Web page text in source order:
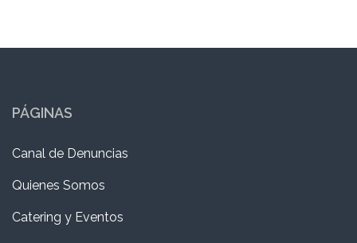
PÁGINAS
Canal de Denuncias
Quienes Somos
Catering y Eventos